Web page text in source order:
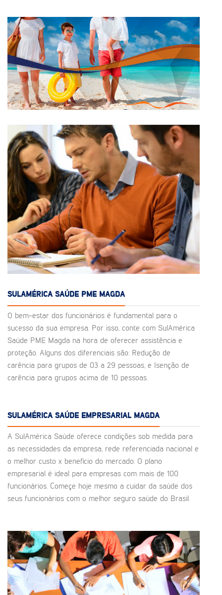
SULAMÉRICA SAÚDE PME MAGDA
O bem-estar dos funcionários é fundamental para o
sucesso da sua empresa. Por isso, conte com SulAmérica
Saúde PME Magda na hora de oferecer assistência e
proteção. Alguns dos diferenciais são: Redução de
carência para grupos de 03 a 29 pessoas, e Isenção de
carência para grupos acima de 10 pessoas.
SULAMÉRICA SAÚDE EMPRESARIAL MAGDA
A SulAmérica Saúde oferece condições sob medida para
as necessidades da empresa, rede referenciada nacional e
o melhor custo x benefício do mercado. O plano
empresarial é ideal para empresas com mais de 100
funcionários. Começe hoje mesmo a cuidar da saúde dos
seus funcionários com o melhor seguro saúde do Brasil.